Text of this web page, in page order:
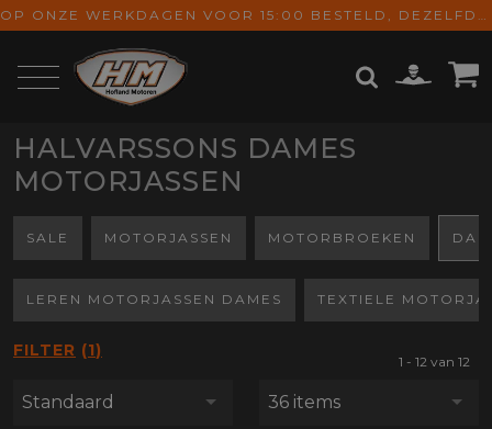
OP ONZE WERKDAGEN VOOR 15:00 BESTELD, DEZELFDE DAG VERZONDEN! GRATIS VERZENDING VANAF € 65,-
HALVARSSONS DAMES
MOTORJASSEN
SALE MOTORJASSEN MOTORBROEKEN
LEREN MOTORJASSEN DAMES TEXTIELE
FILTER 1
Standaard
1 - 12 van 12
36 items